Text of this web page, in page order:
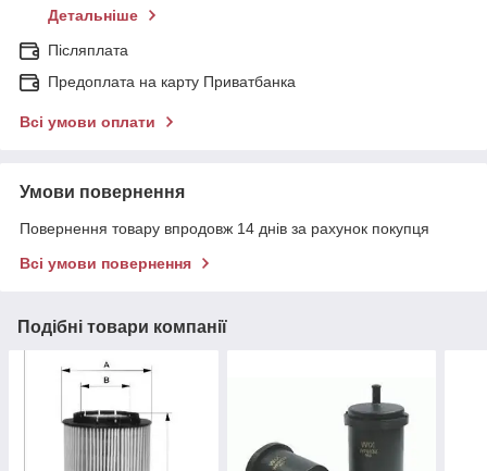
Детальніше
Післяплата
Предоплата на карту Приватбанка
Всі умови оплати
Умови повернення
Повернення товару впродовж 14 днів за рахунок покупця
Всі умови повернення
Подібні товари компанії